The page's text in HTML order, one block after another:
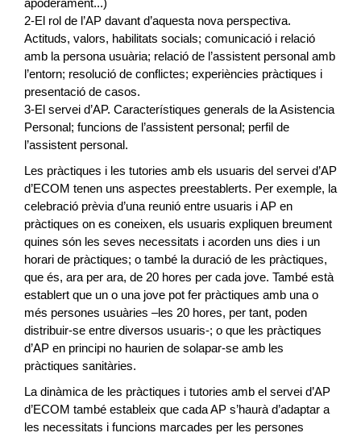
apoderament...)
2-El rol de l’AP davant d’aquesta nova perspectiva.
Actituds, valors, habilitats socials; comunicació i relació
amb la persona usuària; relació de l’assistent personal amb
l’entorn; resolució de conflictes; experiències pràctiques i
presentació de casos.
3-El servei d’AP. Característiques generals de la Asistencia
Personal; funcions de l’assistent personal; perfil de
l’assistent personal.
Les pràctiques i les tutories amb els usuaris del servei d’AP
d’ECOM tenen uns aspectes preestablerts. Per exemple, la
celebració prèvia d’una reunió entre usuaris i AP en
pràctiques on es coneixen, els usuaris expliquen breument
quines són les seves necessitats i acorden uns dies i un
horari de pràctiques; o també la duració de les pràctiques,
que és, ara per ara, de 20 hores per cada jove. També està
establert que un o una jove pot fer pràctiques amb una o
més persones usuàries –les 20 hores, per tant, poden
distribuir-se entre diversos usuaris-; o que les pràctiques
d’AP en principi no haurien de solapar-se amb les
pràctiques sanitàries.
La dinàmica de les pràctiques i tutories amb el servei d’AP
d’ECOM també estableix que cada AP s’haurà d’adaptar a
les necessitats i funcions marcades per les persones